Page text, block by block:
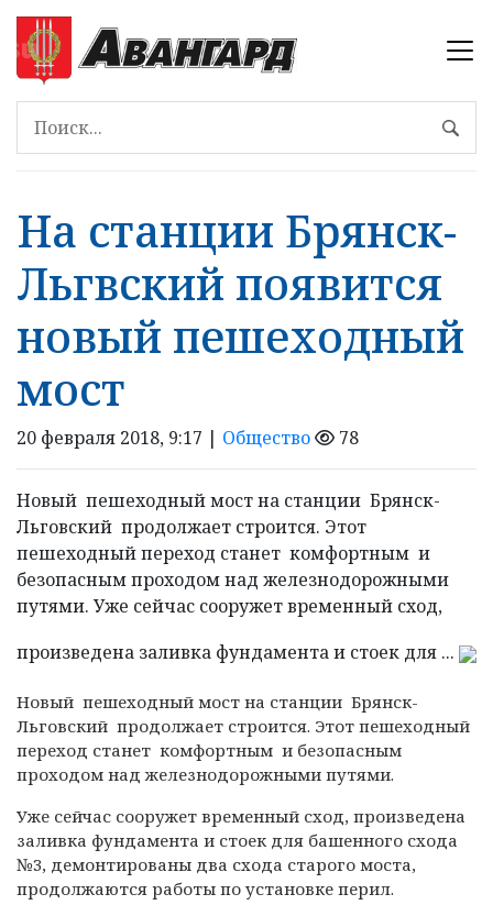
На станции Брянск-
Льгвский появится
новый пешеходный
мост
20 февраля 2018, 9:17 | Общество 78
Новый пешеходный мост на станции Брянск-
Льговский продолжает строится. Этот
пешеходный переход станет комфортным и
безопасным проходом над железнодорожными
путями. Уже сейчас сооружет временный сход,
произведена заливка фундамента и стоек для ...
Новый пешеходный мост на станции Брянск-
Льговский продолжает строится. Этот пешеходный
переход станет комфортным и безопасным
проходом над железнодорожными путями.
Уже сейчас сооружет временный сход, произведена
заливка фундамента и стоек для башенного схода
№3, демонтированы два схода старого моста,
продолжаются работы по установке перил.